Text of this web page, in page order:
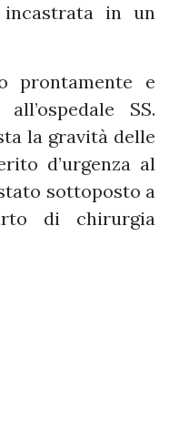
in un
prontamente e
SS.
la gravità delle
d’urgenza al
sottoposto a
di chirurgia